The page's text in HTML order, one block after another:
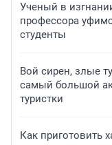
Ученый в
профессора
студенты
Вой сирен, злые
самый большой
туристки
Как приготовить